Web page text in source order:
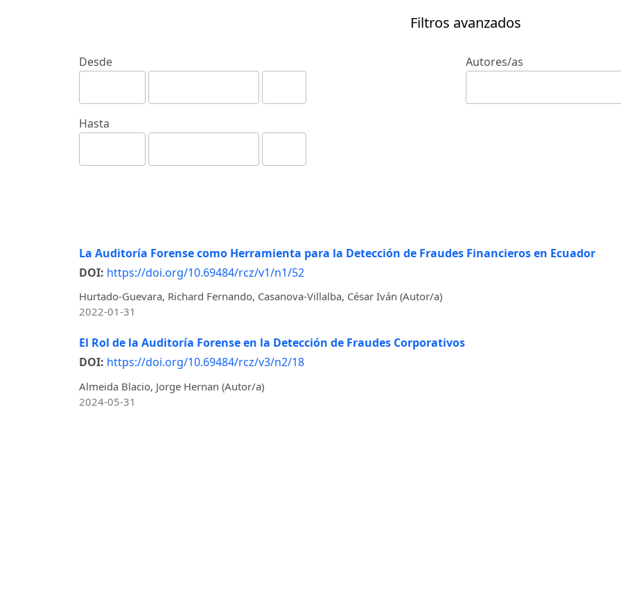
Filtros avanzados
Desde
Hasta
Autores/as
La Auditoría Forense como Herramienta para la Detección de Fraudes Financieros en Ecuador
DOI: https://doi.org/10.69484/rcz/v1/n1/52
Hurtado-Guevara, Richard Fernando, Casanova-Villalba, César Iván (Autor/a)
2022-01-31
El Rol de la Auditoría Forense en la Detección de Fraudes Corporativos
DOI: https://doi.org/10.69484/rcz/v3/n2/18
Almeida Blacio, Jorge Hernan (Autor/a)
2024-05-31